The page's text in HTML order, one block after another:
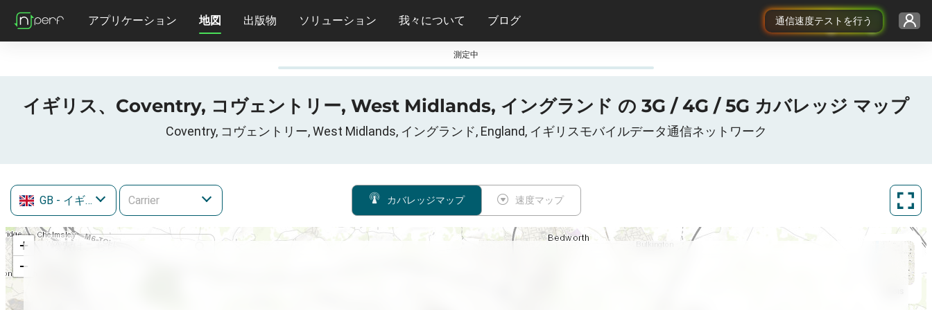
通信速度テストを行う
アプリケーション 地図 出版物 ソリューション 我々について ブログ
測定中
イギリス、Coventry, コヴェントリー, West Midlands, イングランド の 3G / 4G / 5G カバレッジ マップ
Coventry, コヴェントリー, West Midlands, イングランド, England, イギリスモバイルデータ通信ネットワーク
GB - イギリス カバレッジマップ 速度マップ
+
−